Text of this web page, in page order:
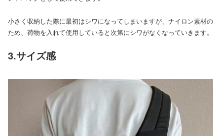
小さく収納した際に最初はシワになってしまいますが、ナイロン素材の
ため、荷物を入れて使用していると次第にシワがなくなっていきます。
3.サイズ感